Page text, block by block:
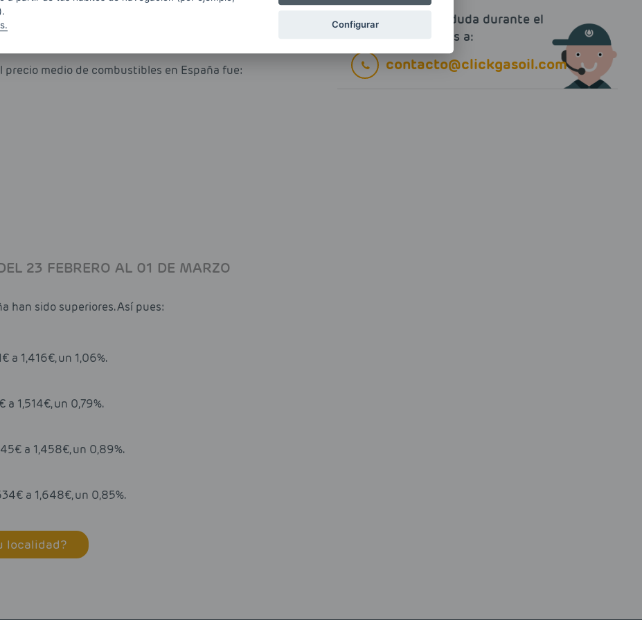
precio medio de combustibles en España fue:
23 FEBRERO AL 01 DE MARZO
han sido superiores. Así pues:
a 1,416€, un 1,06%.
1,514€, un 0,79%.
a 1,458€, un 0,89%.
a 1,648€, un 0,85%.
localidad?
Si tienes alguna duda durante el
pedido escríbenos a:
contacto@clickgasoil.com
Configurar